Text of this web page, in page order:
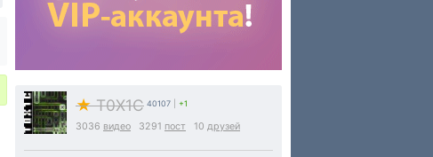
★T0X1C 40107 +1
3036 видео 3291 пост 10 друзей